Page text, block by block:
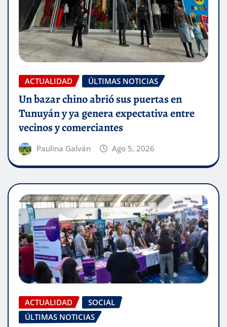
ACTUALIDAD ÚLTIMAS NOTICIAS
Un bazar chino abrió sus puertas en
Tunuyán y ya genera expectativa entre
vecinos y comerciantes
Paulina Galván Ago 5, 2026
ACTUALIDAD
SOCIAL
ÚLTIMAS NOTICIAS